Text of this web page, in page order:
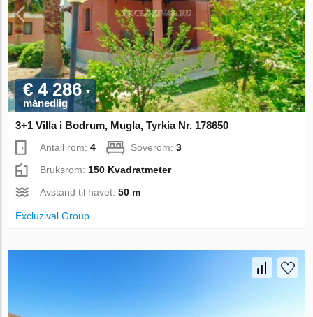
€ 4 286
månedlig
3+1 Villa i Bodrum, Mugla, Tyrkia Nr. 178650
Antall rom:4 Soverom:3
Bruksrom: 150 Kvadratmeter
Avstand til havet:50 m
Excluzival Group